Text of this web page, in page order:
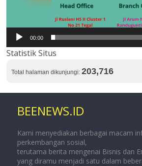
00:00
Statistik Situs
Total halaman dikunjungi:203,716
BEENEWS.ID
Kami menyediakan berbagai macam
perkembangan sosial,
terutama berita mengenai Bisnis dan
yang diramu menjadi satu dalam